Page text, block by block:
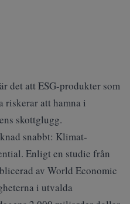
det att ESG-produkter som
riskerar att hamna i
skottglugg.
snabbt: Klimat­
Enligt en studie från
av World Economic
i utvalda